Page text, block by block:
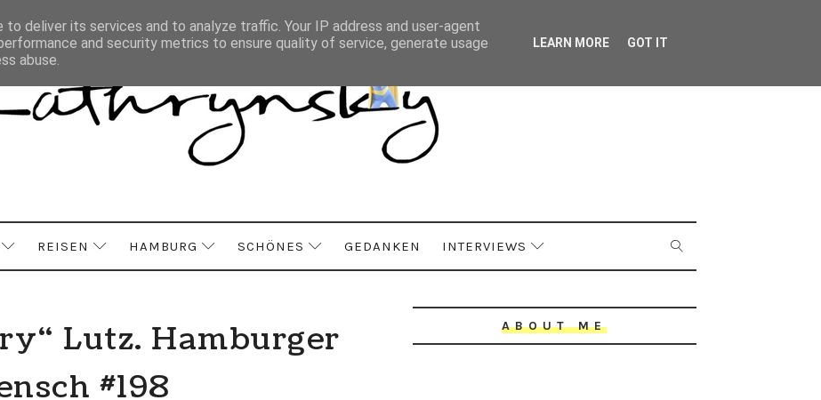
REISEN HAMBURG SCHÖNES GEDANKEN INTERVIEWS
Lutz. Hamburger
#198
ABOUT ME
deliver its services and to analyze traffic. Your IP address and user-agent
and security metrics to ensure quality of service, generate usage
abuse.
LEARN MORE GOT IT